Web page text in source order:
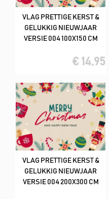
VLAG PRETTIGE KERST &
GELUKKIG NIEUWJAAR
VERSIE 004 100X150 CM
€ 14,95
VLAG PRETTIGE KERST &
GELUKKIG NIEUWJAAR
VERSIE 004 200X300 CM